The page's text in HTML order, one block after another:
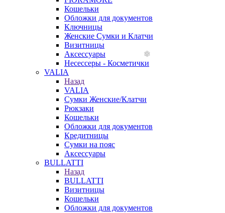
Кошельки
Обложки для документов
Ключницы
Женские Сумки и Клатчи
Визитницы
Аксессуары
Несессеры - Косметички
VALIA
Назад
VALIA
Сумки Женские/Клатчи
Рюкзаки
Кошельки
Обложки для документов
Кредитницы
Сумки на пояс
Аксессуары
BULLATTI
Назад
BULLATTI
Визитницы
Кошельки
Обложки для документов